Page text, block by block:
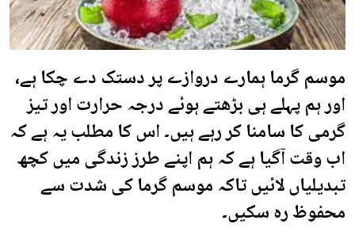
موسم گرما ہمارے دروازے پر دستک دے چکا ہے،
اور ہم پہلے ہی بڑھتے ہوئے درجہ حرارت اور تیز
گرمی کا سامنا کر رہے ہیں۔ اس کا مطلب یہ ہے کہ
اب وقت آگیا ہے کہ ہم اپنے طرز زندگی میں کچھ
تبدیلیاں لائیں تاکہ موسم گرما کی شدت سے
محفوظ رہ سکیں۔